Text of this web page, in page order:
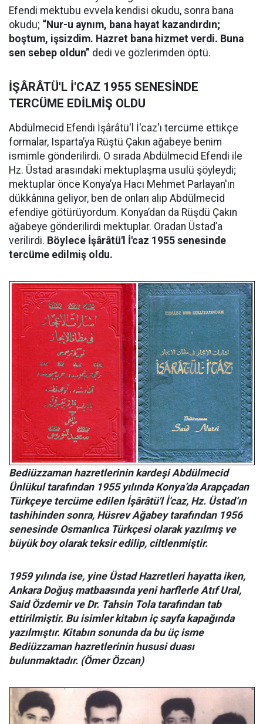
Efendi mektubu evvela kendisi okudu, sonra bana
okudu; “Nur-u aynım, bana hayat kazandırdın;
boştum, işsizdim. Hazret bana hizmet verdi. Buna
sen sebep oldun” dedi ve gözlerimden öptü.
İŞÂRÂTÜ'L İ'CAZ 1955 SENESİNDE
TERCÜME EDİLMİŞ OLDU
Abdülmecid Efendi İşârâtü'l İ'caz'ı tercüme ettikçe
formalar, Isparta’ya Rüştü Çakın ağabeye benim
ismimle gönderilirdi. O sırada Abdülmecid Efendi ile
Hz. Üstad arasındaki mektuplaşma usulü şöyleydi;
mektuplar önce Konya’ya Hacı Mehmet Parlayan'ın
dükkânına geliyor, ben de onları alıp Abdülmecid
efendiye götürüyordum. Konya’dan da Rüşdü Çakın
ağabeye gönderilirdi mektuplar. Oradan Üstad’a
verilirdi. Böylece İşârâtü'l İ'caz 1955 senesinde
tercüme edilmiş oldu.
Bediüzzaman hazretlerinin kardeşi Abdülmecid
Ünlükul tarafından 1955 yılında Konya’da Arapçadan
Türkçeye tercüme edilen İşârâtü'l İ’caz, Hz. Üstad’ın
tashihinden sonra, Hüsrev Ağabey tarafından 1956
senesinde Osmanlıca Türkçesi olarak yazılmış ve
büyük boy olarak teksir edilip, ciltlenmiştir.
1959 yılında ise, yine Üstad Hazretleri hayatta iken,
Ankara Doğuş matbaasında yeni harflerle Atıf Ural,
Said Özdemir ve Dr. Tahsin Tola tarafından tab
ettirilmiştir. Bu isimler kitabın iç sayfa kapağında
yazılmıştır. Kitabın sonunda da bu üç isme
Bediüzzaman hazretlerinin hususi duası
bulunmaktadır. (Ömer Özcan)